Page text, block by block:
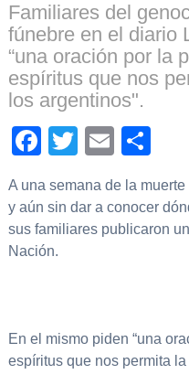
Familiares del
fúnebre en el diario
“una oración por la
espíritus que nos
los argentinos".
Facebook
TwitterEmail
A una semana de la
y aún sin dar a conocer
sus familiares publicaron
Nación.
En el mismo piden “una
espíritus que nos permita